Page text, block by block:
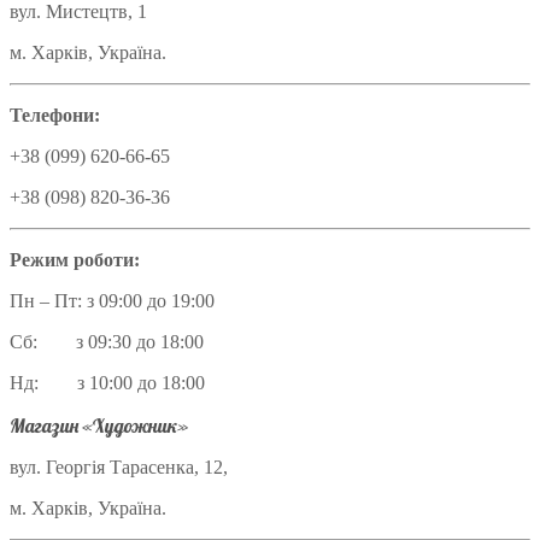
вул. Мистецтв, 1
м. Харків, Україна.
Телефони:
+38 (099) 620-66-65
+38 (098) 820-36-36
Режим роботи:
Пн – Пт: з 09:00 до 19:00
Сб: з 09:30 до 18:00
Нд: з 10:00 до 18:00
Магазин «Художник»
вул. Георгія Тарасенка, 12,
м. Харків, Україна.